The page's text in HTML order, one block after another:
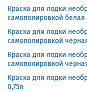
Краска для лодки
самополировкой белая
Краска для лодки
самополировкой
Краска для лодки
самополировкой
Краска для лодки
0,75л